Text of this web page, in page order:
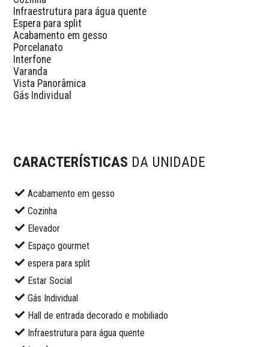
Infraestrutura para água quente
Espera para split
Acabamento em gesso
Porcelanato
Interfone
Varanda
Vista Panorâmica
Gás Individual
CARACTERÍSTICAS DA UNIDADE
Acabamento em gesso
Cozinha
Elevador
Espaço gourmet
espera para split
Estar Social
Gás Individual
Hall de entrada decorado e mobiliado
Infraestrutura para água quente